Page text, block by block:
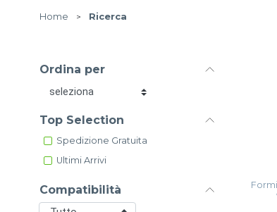
Home > Ricerca
Ordina per
Ordina per
Top Selection
Spedizione Gratuita
Ultimi Arrivi
Compatibilità